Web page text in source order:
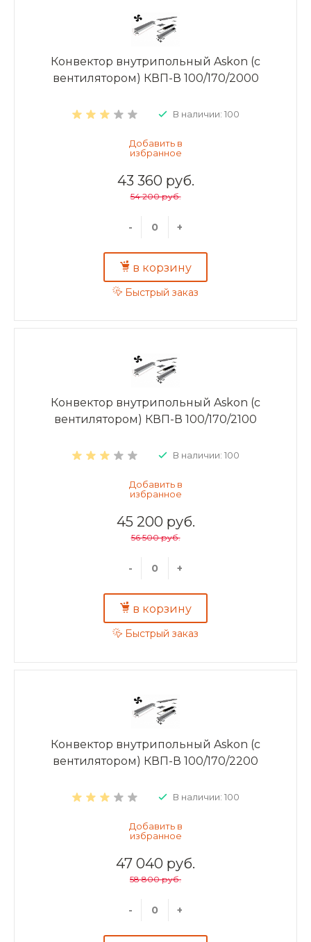
Конвектор внутрипольный Askon (с
вентилятором) КВП-В 100/170/2000
В наличии: 100
43 360 руб.
54 200 руб.
- +
в корзину
Быстрый заказ
Конвектор внутрипольный Askon (с
вентилятором) КВП-В 100/170/2100
В наличии: 100
45 200 руб.
56 500 руб.
- +
в корзину
Быстрый заказ
Конвектор внутрипольный Askon (с
вентилятором) КВП-В 100/170/2200
В наличии: 100
47 040 руб.
58 800 руб.
- +